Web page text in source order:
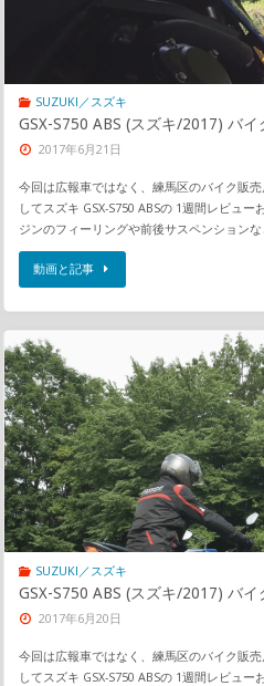
SUZUKI／スズキ
GSX-S750 ABS (スズキ/2017) バ
2017年6月21日
今回は広報車ではなく、練馬区のバイク販
してスズキ GSX-S750 ABSの 1週間レビュ
ジンのフィーリングや前後サスペンションな
動画と記事
SUZUKI／スズキ
GSX-S750 ABS (スズキ/2017) バ
2017年6月20日
今回は広報車ではなく、練馬区のバイク販
してスズキ GSX-S750 ABSの 1週間レビュ